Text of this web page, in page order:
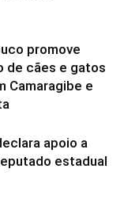
promove
de cães e gatos
Camaragibe e
apoio a
estadual